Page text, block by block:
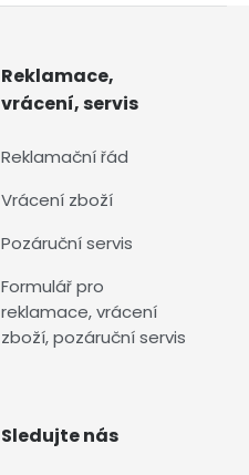
Reklamace,
vrácení, servis
Reklamační řád
Vrácení zboží
Pozáruční servis
Formulář pro
reklamace, vrácení
zboží, pozáruční servis
Sledujte nás